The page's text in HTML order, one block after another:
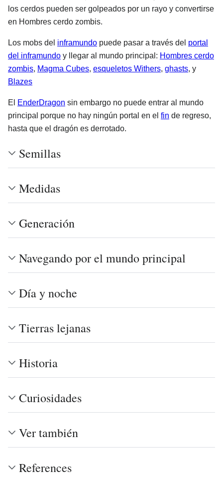
los cerdos pueden ser golpeados por un rayo y convertirse
en Hombres cerdo zombis.
Los mobs del inframundo puede pasar a través del portal
del inframundo y llegar al mundo principal: Hombres cerdo
zombis, Magma Cubes, esqueletos Withers, ghasts, y
Blazes
El EnderDragon sin embargo no puede entrar al mundo
principal porque no hay ningún portal en el fin de regreso,
hasta que el dragón es derrotado.
Semillas
Medidas
Generación
Navegando por el mundo principal
Día y noche
Tierras lejanas
Historia
Curiosidades
Ver también
References